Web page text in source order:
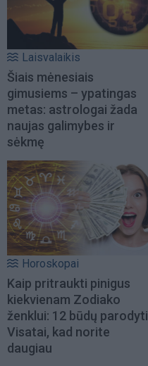
Laisvalaikis
Šiais mėnesiais
gimusiems – ypatingas
metas: astrologai žada
naujas galimybes ir
sėkmę
Horoskopai
Kaip pritraukti pinigus
kiekvienam Zodiako
ženklui: 12 būdų parodyti
Visatai, kad norite
daugiau